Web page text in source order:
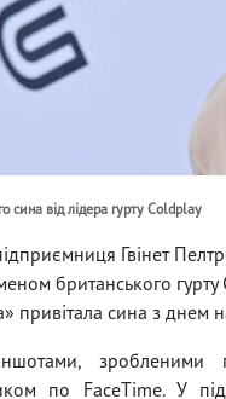
сина від лідера гурту Coldplay
Гвінет
британського гурту
привітала сина з днем
зробленими
по FaceTime. У